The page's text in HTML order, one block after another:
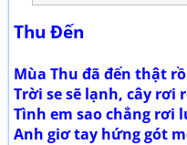
Thu Đến
Mùa Thu đã đến thật
Trời se sẽ lạnh, cây rơi
Tình em sao chẳng rơi
Anh giơ tay hứng gót